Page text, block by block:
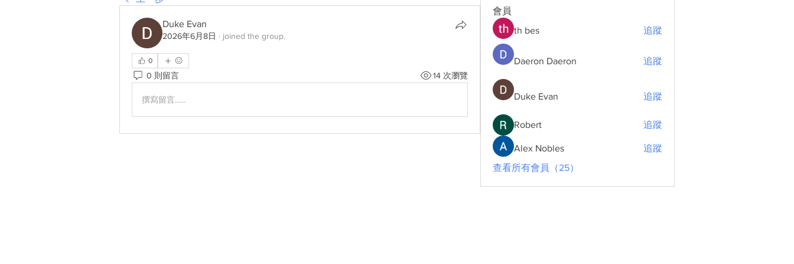
Duke Evan
2026年6月8日 · joined the group.
0
0 則留言 14 次瀏覽
撰寫留言......
會員
th bes 追蹤
Daeron Daeron 追蹤
Duke Evan 追蹤
Robert 追蹤
Alex Nobles
追蹤
查看所有會員（25）